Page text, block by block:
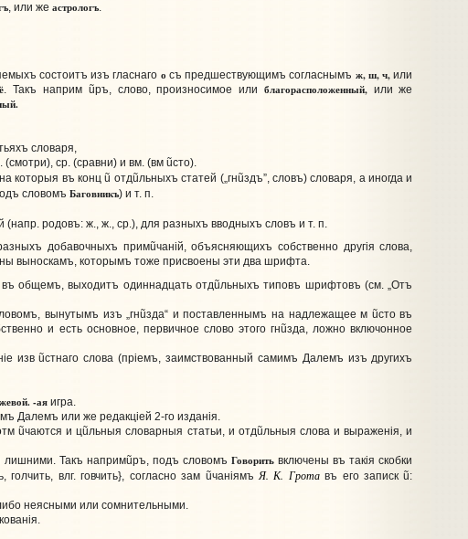
, или же астрологъ.
состоитъ изъ гласнаго о съ предшествующимъ согласнымъ ж, ш, ч, или
ё . Такъ наприм ũръ, слово, произносимое или благорасположенный, или же
словаря,
ср. (сравни) и вм. (вм ũсто).
которыя въ концũ отдũльныхъ статей („гнũздъ”, словъ) словаря, а иногда и
словомъ Баговникъ) и т. п.
родовъ: ж., ж., ср.), для разныхъ вводныхъ словъ и т. п.
добавочныхъ примũчанiй, объясняющихъ собственно другiя слова,
выноскамъ, которымъ тоже присвоены эти два шрифта.
общемъ, выходитъ одиннадцать отдũльныхъ типовъ шрифтовъ (см. „Отъ
вынутымъ изъ „гнũзда“ и поставленнымъ на надлежащее м ũсто въ
и есть основное, первичное слово этого гнũзда, ложно включонное
извũстнаго слова (прiемъ, заимствованный самимъ Далемъ изъ другихъ
-аяигра.
Далемъ или же редакцiей 2-го изданiя.
ũчаются и цũльныя словарныя статьи, и отдũльныя слова и выраженiя, и
лишними. Такъ напримũръ, подъ словомъГоворить включены въ такiя скобки
влг. говчить}, согласно зам ũчанiямъЯ. К. Гротавъ его запискũ:
неясными или сомнительными.